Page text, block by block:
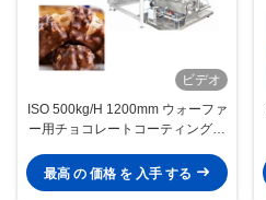
ビデオ
ISO 500kg/H 1200mm ウォーファ
ー用チョコレートコーティングマ
最高 の 価格 を 入手 する